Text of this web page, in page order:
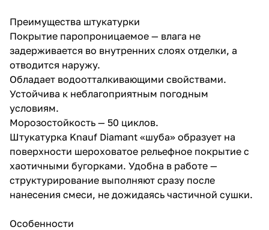
Преимущества штукатурки
Покрытие паропроницаемое — влага не
задерживается во внутренних слоях отделки, а
отводится наружу.
Обладает водоотталкивающими свойствами.
Устойчива к неблагоприятным погодным
условиям.
Морозостойкость — 50 циклов.
Штукатурка Knauf Diamant «шуба» образует на
поверхности шероховатое рельефное покрытие с
хаотичными бугорками. Удобна в работе —
структурирование выполняют сразу после
нанесения смеси, не дожидаясь частичной сушки.
Особенности